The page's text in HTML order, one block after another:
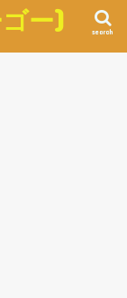
ー) search